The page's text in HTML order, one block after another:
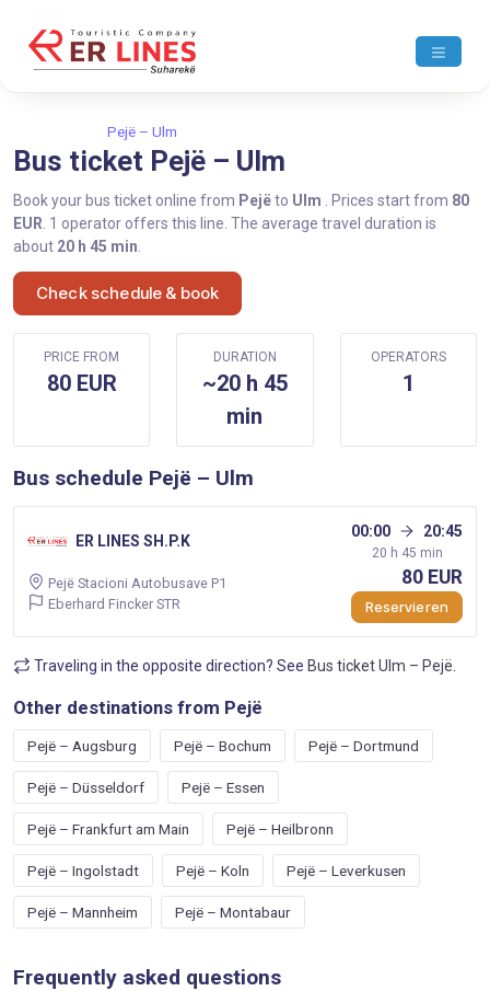
Pejë – Ulm
Bus ticket Pejë – Ulm
Book your bus ticket online from Pejëto Ulm . Prices start from 80
EUR . 1 operator offers this line. The average travel duration is
about 20 h 45 min
Check schedule & book
PRICE FROM
80 EUR
DURATION
~20 h 45
min
OPERATORS
1
Bus schedule Pejë – Ulm
ER LINES SH.P.K
00:00 20:45
20 h 45 min
Pejë Stacioni Autobusave P1
Eberhard Fincker STR
80 EUR
Reservieren
Traveling in the opposite direction? See Bus ticket Ulm – Pejë
Other destinations from Pejë
Pejë – Augsburg Pejë – Bochum Pejë – Dortmund
Pejë – Düsseldorf Pejë – Essen
Pejë – Frankfurt am Main Pejë – Heilbronn
Pejë – Ingolstadt Pejë – Koln Pejë – Leverkusen
Pejë – Mannheim Pejë – Montabaur
Frequently asked questions